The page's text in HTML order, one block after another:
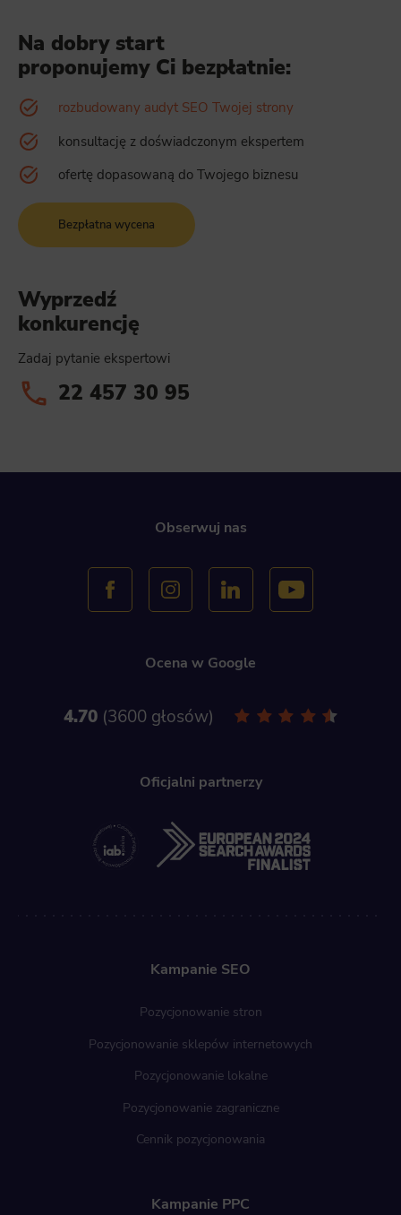
Na dobry start
proponujemy Ci bezpłatnie:
rozbudowany audyt SEO Twojej strony
konsultację z doświadczonym ekspertem
ofertę dopasowaną do Twojego biznesu
Bezpłatna wycena
Wyprzedź
konkurencję
Zadaj pytanie ekspertowi
22 457 30 95
Obserwuj nas
Ocena w Google
4.70 3600 głosów
Oficjalni partnerzy
Kampanie SEO
Pozycjonowanie stron
Pozycjonowanie sklepów internetowych
Pozycjonowanie lokalne
Pozycjonowanie zagraniczne
Cennik pozycjonowania
Kampanie PPC